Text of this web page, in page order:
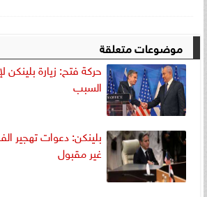
موضوعات متعلقة
حركة فتح: زيارة
السبب
بلينكن: دعوات تهجير
غير مقبول